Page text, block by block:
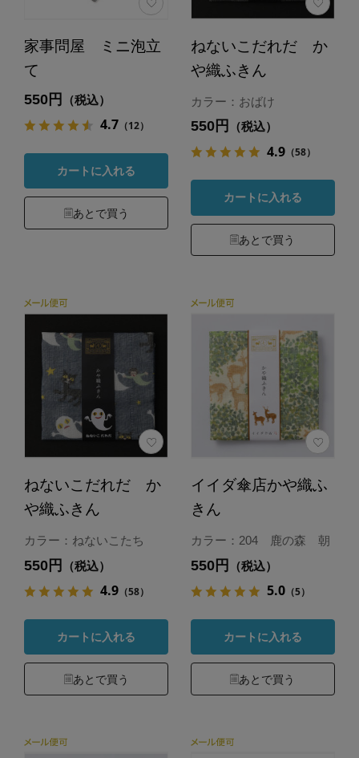
家事問屋 ミニ泡立
て
550円 （税込）
4.7（12）
カートに入れる
あとで買う
ねないこだれだ か
や織ふきん
カラー：おばけ
550円 （税込）
4.9（58）
カートに入れる
あとで買う
ねないこだれだ か
や織ふきん
カラー：ねないこたち
550円 （税込）
4.9（58）
カートに入れる
あとで買う
イイダ傘店かや織ふ
きん
カラー：204 鹿の森 朝
550円 （税込）
5.0（5）
カートに入れる
あとで買う